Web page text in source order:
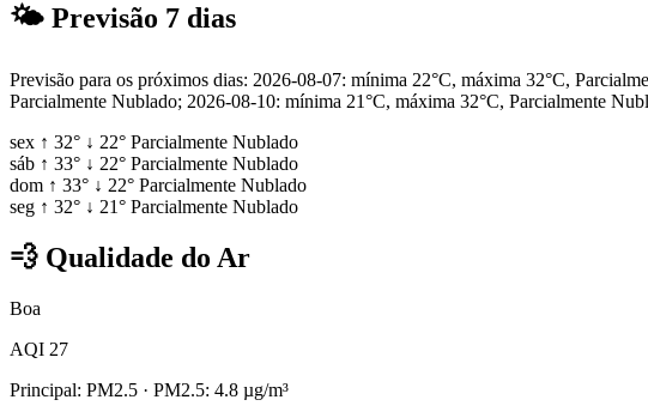
🌤 Previsão 7 dias
Previsão para os próximos dias: 2026-08-07: mínima 22°C, máxima 32°C,
Parcialmente Nublado; 2026-08-10: mínima 21°C, máxima 32°C, Parcialmente
sex ↑ 32° ↓ 22° Parcialmente Nublado
sáb ↑ 33° ↓ 22° Parcialmente Nublado
dom ↑ 33° ↓ 22° Parcialmente Nublado
seg ↑ 32° ↓ 21° Parcialmente Nublado
💨 Qualidade do Ar
Boa
AQI 27
Principal: PM2.5 · PM2.5: 4.8 µg/m³